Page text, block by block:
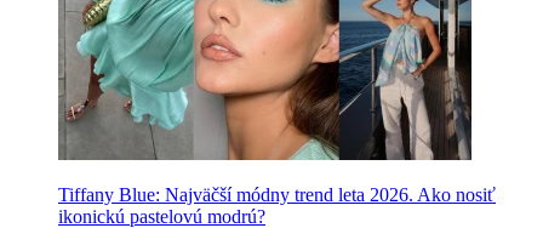
Tiffany Blue: Najväčší módny trend leta 2026. Ako nosiť
ikonickú pastelovú modrú?